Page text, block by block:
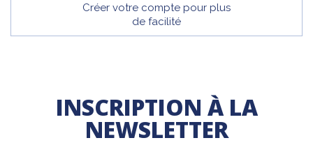
Créer votre compte pour plus
de facilité
INSCRIPTION À LA
NEWSLETTER